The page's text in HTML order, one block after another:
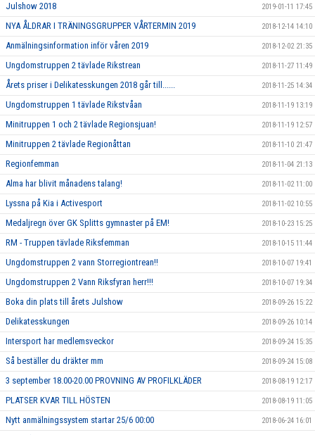
Julshow 2018 2019-01-11 17:45
NYA ÅLDRAR I TRÄNINGSGRUPPER VÅRTERMIN 2019 2018-12-14 14:10
Anmälningsinformation inför våren 2019 2018-12-02 21:35
Ungdomstruppen 2 tävlade Rikstrean 2018-11-27 11:49
Årets priser i Delikatesskungen 2018 går till...... 2018-11-25 14:34
Ungdomstruppen 1 tävlade Rikstvåan 2018-11-19 13:19
Minitruppen 1 och 2 tävlade Regionsjuan! 2018-11-19 12:57
Minitruppen 2 tävlade Regionåttan 2018-11-10 21:47
Regionfemman 2018-11-04 21:13
Alma har blivit månadens talang! 2018-11-02 11:00
Lyssna på Kia i Activesport 2018-11-02 10:55
Medaljregn över GK Splitts gymnaster på EM! 2018-10-23 15:25
RM - Truppen tävlade Riksfemman 2018-10-15 11:44
Ungdomstruppen 2 vann Storregiontrean!! 2018-10-07 19:41
Ungdomstruppen 2 Vann Riksfyran herr!!! 2018-10-07 19:34
Boka din plats till årets Julshow 2018-09-26 15:22
Delikatesskungen 2018-09-26 10:14
Intersport har medlemsveckor 2018-09-24 15:35
Så beställer du dräkter mm 2018-09-24 15:08
3 september 18.00-20.00 PROVNING AV PROFILKLÄDER 2018-08-19 12:17
PLATSER KVAR TILL HÖSTEN 2018-08-19 11:05
Nytt anmälningssystem startar 25/6 00:00 2018-06-24 16:01